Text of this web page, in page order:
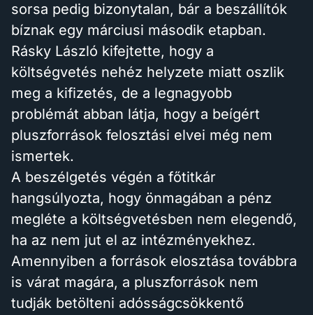
sorsa pedig bizonytalan, bár a beszállítók
bíznak egy márciusi második etapban.
Rásky László kifejtette, hogy a
költségvetés nehéz helyzete miatt oszlik
meg a kifizetés, de a legnagyobb
problémát abban látja, hogy a beígért
pluszforrások felosztási elvei még nem
ismertek.
A beszélgetés végén a főtitkár
hangsúlyozta, hogy önmagában a pénz
megléte a költségvetésben nem elegendő,
ha az nem jut el az intézményekhez.
Amennyiben a források elosztása továbbra
is várat magára, a pluszforrások nem
tudják betölteni adósságcsökkentő